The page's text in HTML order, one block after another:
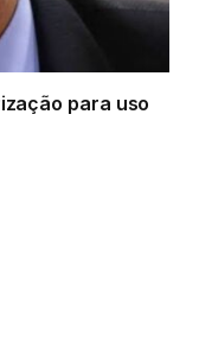
para uso